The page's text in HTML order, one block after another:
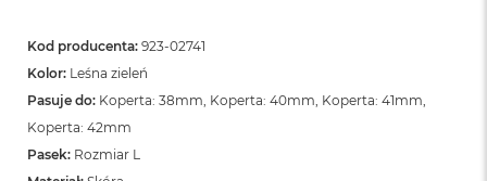
Kod producenta: 923-02741
Kolor: Leśna zieleń
Pasuje do: Koperta: 38mm, Koperta: 40mm, Koperta: 41mm,
Koperta: 42mm
Pasek: Rozmiar L